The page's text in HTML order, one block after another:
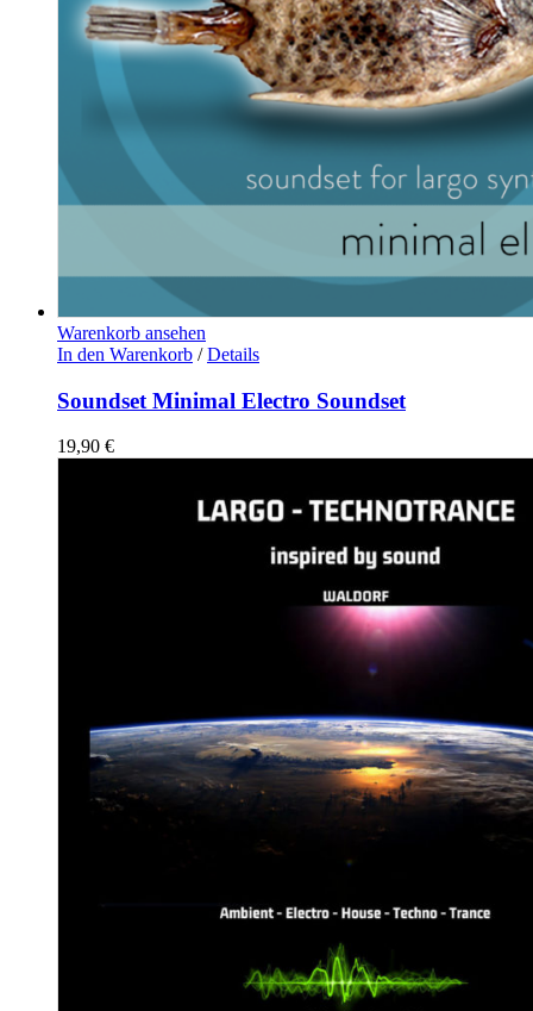
Warenkorb ansehen
In den Warenkorb / Details
Soundset Minimal Electro Soundset
19,90 €